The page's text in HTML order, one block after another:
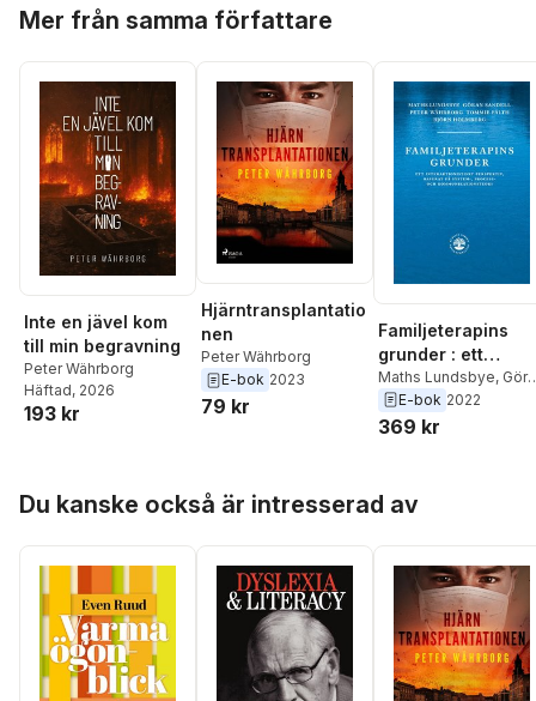
Mer från samma författare
Inte en jävel kom
till min begravning
Peter Währborg
Häftad, 2026
193 kr
Hjärntransplantatio
nen
Peter Währborg
E-bok 2023
79 kr
Familjeterapins
grunder : ett
interaktionistiskt
prespektiv,
på system-,
Maths Lundsbye,
Sandell,Peter
Währborg
E-bok 2022
369 kr
Du kanske också är intresserad av